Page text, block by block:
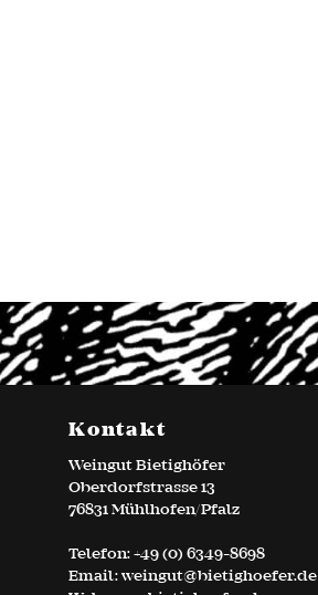
Kontakt
Weingut Bietighöfer
Oberdorfstrasse 13
76831 Mühlhofen/Pfalz
Telefon:+49 (0) 6349-8698
Email:weingut@bietighoefer.de